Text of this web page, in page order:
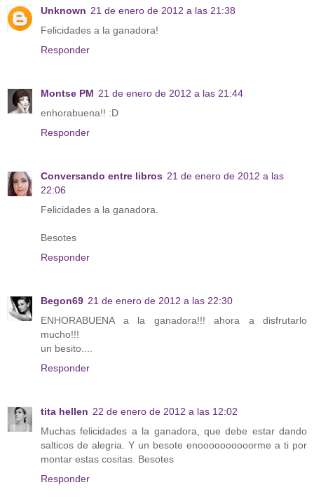
Unknown 21 de enero de 2012 a las 21:38
Felicidades a la ganadora!
Responder
Montse PM 21 de enero de 2012 a las 21:44
enhorabuena!! :D
Responder
Conversando entre libros 21 de enero de 2012 a las
22:06
Felicidades a la ganadora.
Besotes
Responder
Begon69 21 de enero de 2012 a las 22:30
ENHORABUENA a la ganadora!!! ahora a disfrutarlo
mucho!!!
un besito....
Responder
tita hellen 22 de enero de 2012 a las 12:02
Muchas felicidades a la ganadora, que debe estar dando
salticos de alegria. Y un besote enoooooooooorme a ti por
montar estas cositas. Besotes
Responder